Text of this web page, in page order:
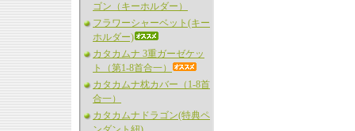
ゴン（キーホルダー）
フラワーシャーベット(キー
ホルダー)
カタカムナ 3重ガーゼケッ
ト（第1-8首合一）
カタカムナ枕カバー（1-8首
合一）
カタカムナドラゴン(特典ペ